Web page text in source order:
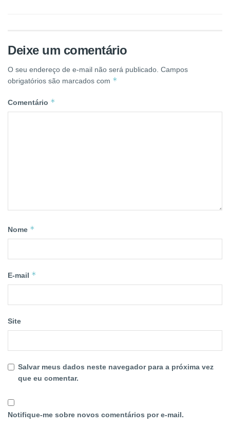
Deixe um comentário
O seu endereço de e-mail não será publicado. Campos
obrigatórios são marcados com *
Comentário *
Nome *
E-mail *
Site
Salvar meus dados neste navegador para a próxima vez
que eu comentar.
Notifique-me sobre novos comentários por e-mail.